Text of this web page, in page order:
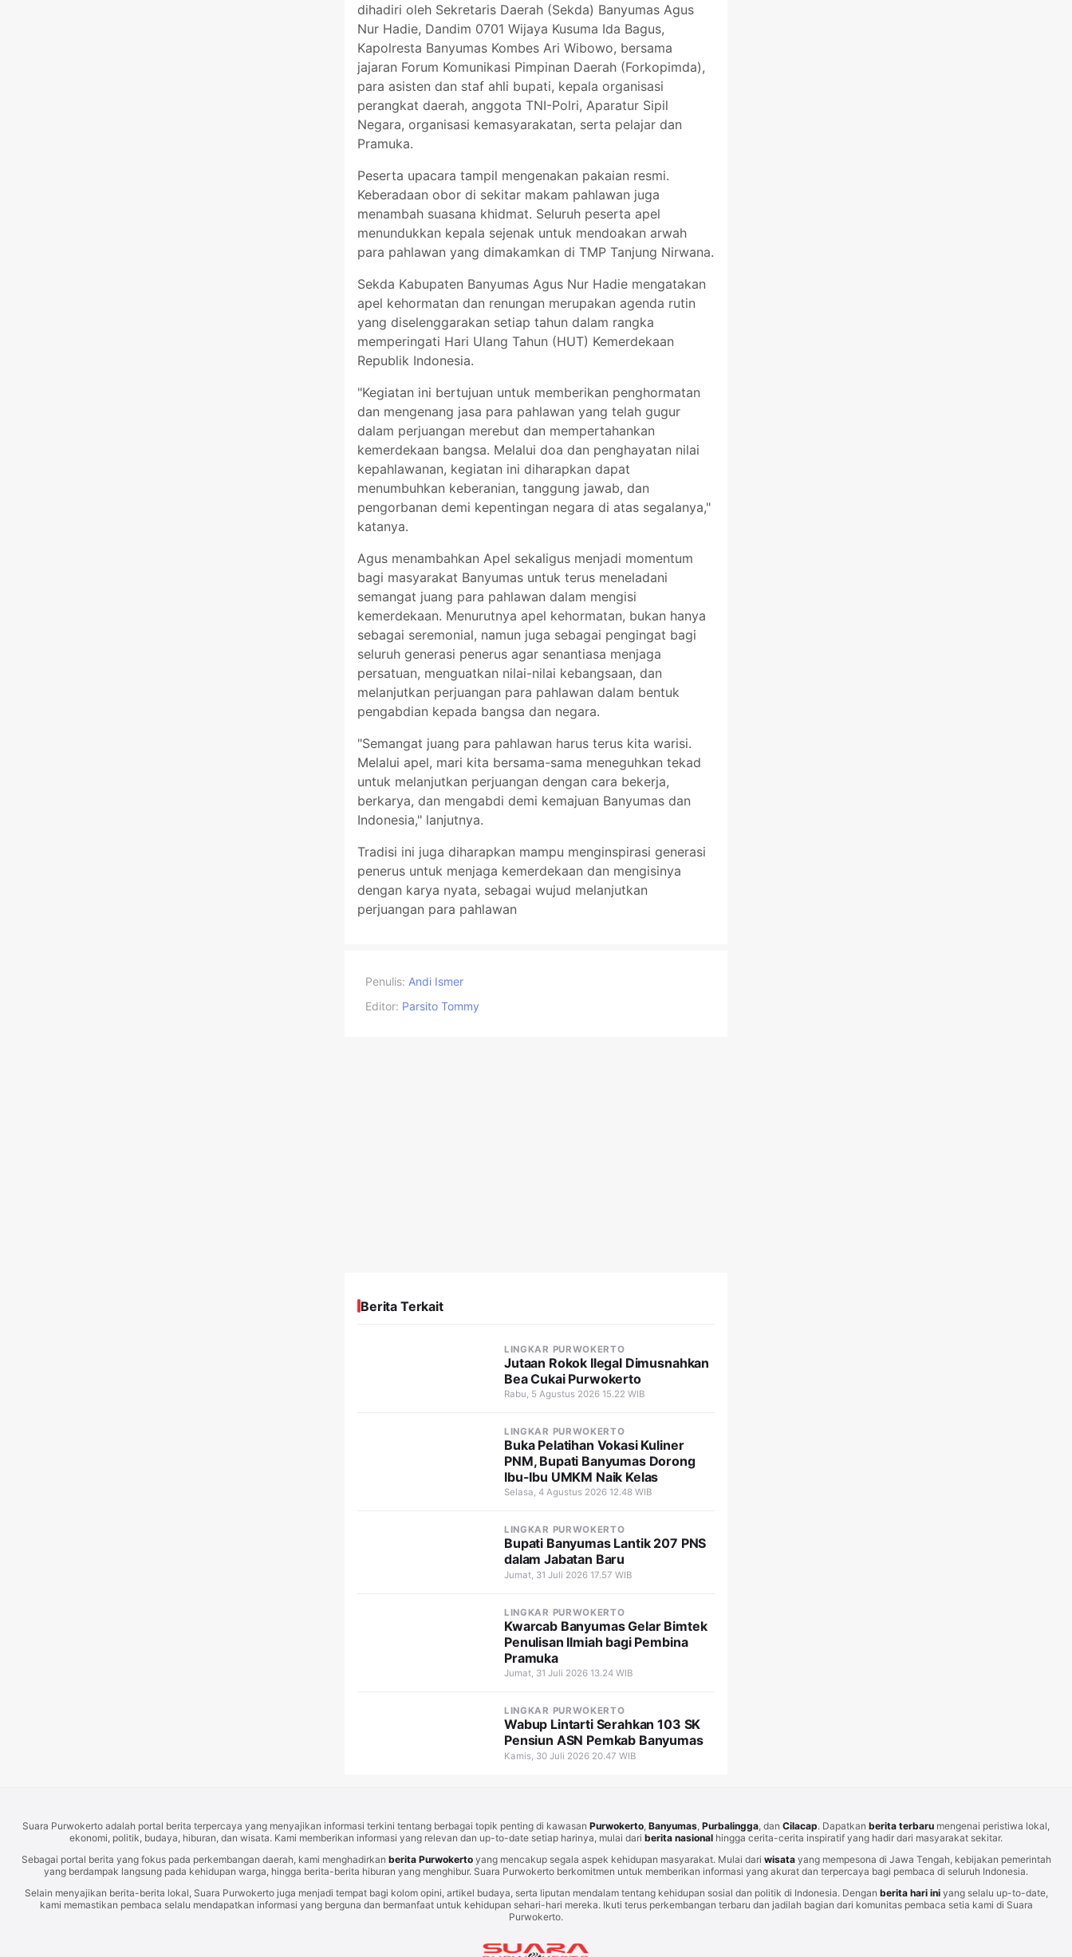
dihadiri oleh Sekretaris Daerah (Sekda) Banyumas Agus
Nur Hadie, Dandim 0701 Wijaya Kusuma Ida Bagus,
Kapolresta Banyumas Kombes Ari Wibowo, bersama
jajaran Forum Komunikasi Pimpinan Daerah (Forkopimda),
para asisten dan staf ahli bupati, kepala organisasi
perangkat daerah, anggota TNI-Polri, Aparatur Sipil
Negara, organisasi kemasyarakatan, serta pelajar dan
Pramuka.
Peserta upacara tampil mengenakan pakaian resmi.
Keberadaan obor di sekitar makam pahlawan juga
menambah suasana khidmat. Seluruh peserta apel
menundukkan kepala sejenak untuk mendoakan arwah
para pahlawan yang dimakamkan di TMP Tanjung Nirwana.
Sekda Kabupaten Banyumas Agus Nur Hadie mengatakan
apel kehormatan dan renungan merupakan agenda rutin
yang diselenggarakan setiap tahun dalam rangka
memperingati Hari Ulang Tahun (HUT) Kemerdekaan
Republik Indonesia.
"Kegiatan ini bertujuan untuk memberikan penghormatan
dan mengenang jasa para pahlawan yang telah gugur
dalam perjuangan merebut dan mempertahankan
kemerdekaan bangsa. Melalui doa dan penghayatan nilai
kepahlawanan, kegiatan ini diharapkan dapat
menumbuhkan keberanian, tanggung jawab, dan
pengorbanan demi kepentingan negara di atas segalanya,"
katanya.
Agus menambahkan Apel sekaligus menjadi momentum
bagi masyarakat Banyumas untuk terus meneladani
semangat juang para pahlawan dalam mengisi
kemerdekaan. Menurutnya apel kehormatan, bukan hanya
sebagai seremonial, namun juga sebagai pengingat bagi
seluruh generasi penerus agar senantiasa menjaga
persatuan, menguatkan nilai-nilai kebangsaan, dan
melanjutkan perjuangan para pahlawan dalam bentuk
pengabdian kepada bangsa dan negara.
"Semangat juang para pahlawan harus terus kita warisi.
Melalui apel, mari kita bersama-sama meneguhkan tekad
untuk melanjutkan perjuangan dengan cara bekerja,
berkarya, dan mengabdi demi kemajuan Banyumas dan
Indonesia," lanjutnya.
Tradisi ini juga diharapkan mampu menginspirasi generasi
penerus untuk menjaga kemerdekaan dan mengisinya
dengan karya nyata, sebagai wujud melanjutkan
perjuangan para pahlawan
Penulis: Andi Ismer
Editor: Parsito Tommy
Berita Terkait
LINGKAR PURWOKERTO
Jutaan Rokok Ilegal Dimusnahkan
Bea Cukai Purwokerto
Rabu, 5 Agustus 2026 15.22 WIB
LINGKAR PURWOKERTO
Buka Pelatihan Vokasi Kuliner
PNM, Bupati Banyumas Dorong
Ibu-Ibu UMKM Naik Kelas
Selasa, 4 Agustus 2026 12.48 WIB
LINGKAR PURWOKERTO
Bupati Banyumas Lantik 207 PNS
dalam Jabatan Baru
Jumat, 31 Juli 2026 17.57 WIB
LINGKAR PURWOKERTO
Kwarcab Banyumas Gelar Bimtek
Penulisan Ilmiah bagi Pembina
Pramuka
Jumat, 31 Juli 2026 13.24 WIB
LINGKAR PURWOKERTO
Wabup Lintarti Serahkan 103 SK
Pensiun ASN Pemkab Banyumas
Kamis, 30 Juli 2026 20.47 WIB
Suara Purwokerto adalah portal berita terpercaya yang menyajikan informasi terkini tentang berbagai topik penting di kawasan Purwokerto Banyumas Purbalingga , dan Cilacap. Dapatkan berita terbaru mengenai peristiwa lokal,
ekonomi, politik, budaya, hiburan, dan wisata. Kami memberikan informasi yang relevan dan up-to-date setiap harinya, mulai dari berita nasional hingga cerita-cerita inspiratif yang hadir dari masyarakat sekitar.
Sebagai portal berita yang fokus pada perkembangan daerah, kami menghadirkan berita Purwokertoyang mencakup segala aspek kehidupan masyarakat. Mulai dari wisatayang mempesona di Jawa Tengah, kebijakan pemerintah
yang berdampak langsung pada kehidupan warga, hingga berita-berita hiburan yang menghibur. Suara Purwokerto berkomitmen untuk memberikan informasi yang akurat dan terpercaya bagi pembaca di seluruh Indonesia.
Selain menyajikan berita-berita lokal, Suara Purwokerto juga menjadi tempat bagi kolom opini, artikel budaya, serta liputan mendalam tentang kehidupan sosial dan politik di Indonesia. Dengan berita hari iniyang selalu up-to-date,
kami memastikan pembaca selalu mendapatkan informasi yang berguna dan bermanfaat untuk kehidupan sehari-hari mereka. Ikuti terus perkembangan terbaru dan jadilah bagian dari komunitas pembaca setia kami di Suara
Purwokerto.